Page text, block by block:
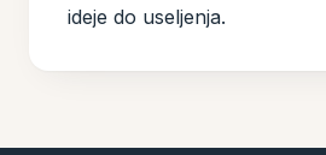
ideje do useljenja.